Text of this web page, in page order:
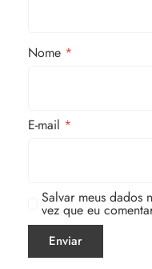
Nome *
E-mail *
Salvar meus dados
vez que eu